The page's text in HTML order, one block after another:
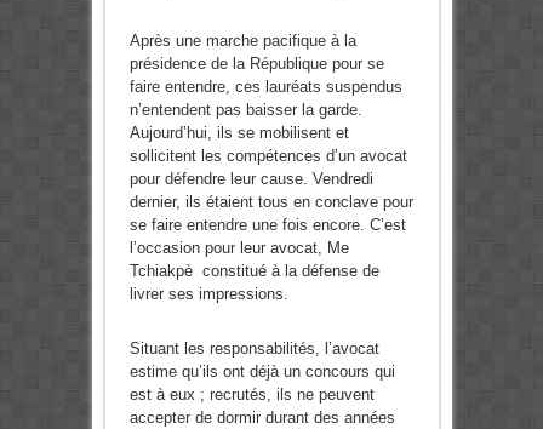
Après une marche pacifique à la
présidence de la République pour se
faire entendre, ces lauréats suspendus
n’entendent pas baisser la garde.
Aujourd’hui, ils se mobilisent et
sollicitent les compétences d’un avocat
pour défendre leur cause. Vendredi
dernier, ils étaient tous en conclave pour
se faire entendre une fois encore. C’est
l’occasion pour leur avocat, Me
Tchiakpè constitué à la défense de
livrer ses impressions.
Situant les responsabilités, l’avocat
estime qu’ils ont déjà un concours qui
est à eux ; recrutés, ils ne peuvent
accepter de dormir durant des années